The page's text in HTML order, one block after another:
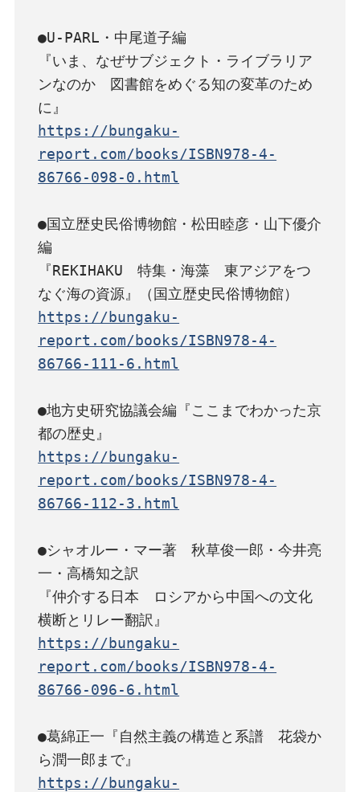
●U-PARL・中尾道子編
『いま、なぜサブジェクト・ライブラリア
ンなのか　図書館をめぐる知の変革のため
https://bungaku-
report.com/books/ISBN978-4-
86766-098-0.html
●国立歴史民俗博物館・松田睦彦・山下優介
編
『REKIHAKU　特集・海藻　東アジアをつ
https://bungaku-
report.com/books/ISBN978-4-
86766-111-6.html
●地方史研究協議会編『ここまでわかった京
https://bungaku-
report.com/books/ISBN978-4-
86766-112-3.html
●シャオルー・マー著　秋草俊一郎・今井亮
一・高橋知之訳
『仲介する日本　ロシアから中国への文化
https://bungaku-
report.com/books/ISBN978-4-
86766-096-6.html
●葛綿正一『自然主義の構造と系譜　花袋か
https://bungaku-